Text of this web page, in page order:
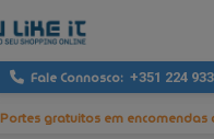
Fale Connosco: +351 224
Portes gratuitos em encomendas